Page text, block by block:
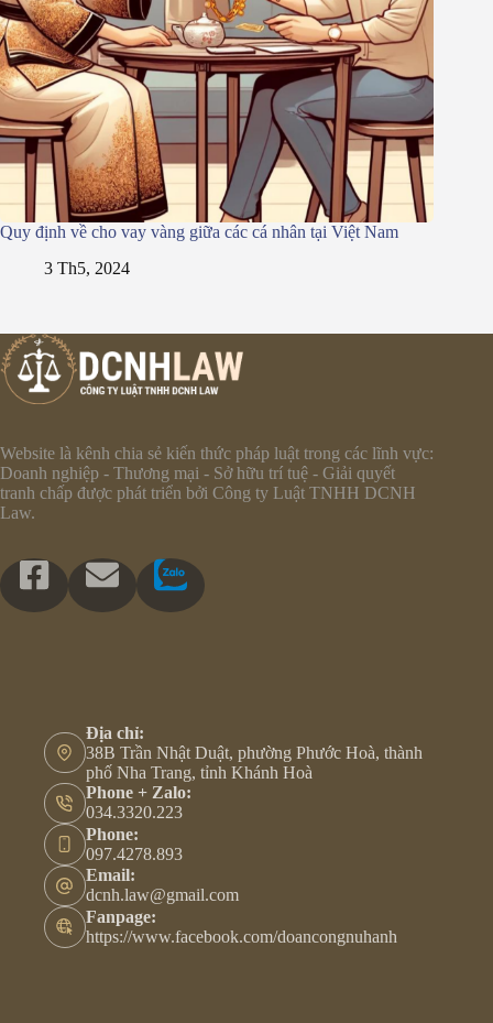
Quy định về cho vay vàng giữa các cá nhân tại Việt Nam
3 Th5, 2024
Website là kênh chia sẻ kiến thức pháp luật trong các lĩnh vực:
Doanh nghiệp - Thương mại - Sở hữu trí tuệ - Giải quyết
tranh chấp được phát triển bởi Công ty Luật TNHH DCNH
Law.
Địa chỉ:
38B Trần Nhật Duật, phường Phước Hoà, thành
phố Nha Trang, tỉnh Khánh Hoà
Phone + Zalo:
034.3320.223
Phone:
097.4278.893
Email:
dcnh.law@gmail.com
Fanpage:
https://www.facebook.com/doancongnuhanh